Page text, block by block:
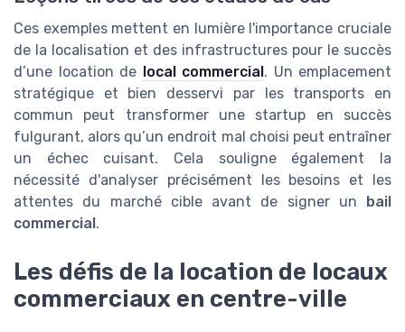
Ces exemples mettent en lumière l'importance cruciale
de la localisation et des infrastructures pour le succès
d’une location de local commercial. Un emplacement
stratégique et bien desservi par les transports en
commun peut transformer une startup en succès
fulgurant, alors qu’un endroit mal choisi peut entraîner
un échec cuisant. Cela souligne également la
nécessité d'analyser précisément les besoins et les
attentes du marché cible avant de signer un bail
commercial.
Les défis de la location de locaux
commerciaux en centre-ville